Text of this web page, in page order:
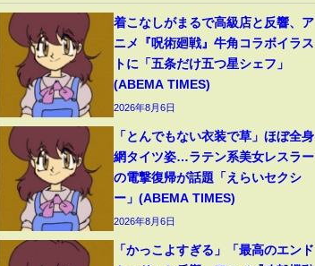
着こなしがまるで高級店と反響、ア
ニメ『呪術廻戦』牛角コラボイラス
トに「五条だけ五つ星シェフ」
(ABEMA TIMES)
2026年8月6日
「とんでもない衣装で草」ほぼ全身
網タイツ姿…ラテン系美女レスラー
の電撃復帰が話題「えらいセクシ
ー」(ABEMA TIMES)
2026年8月6日
「かっこよすぎる」「最高のエンド